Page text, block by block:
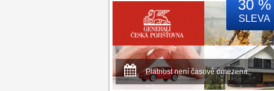
30 %
SLEVA
Platnost není časově omezena.